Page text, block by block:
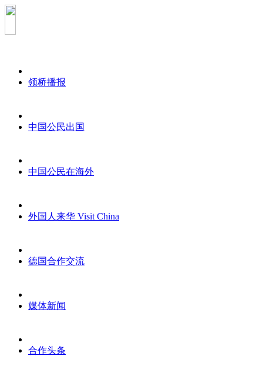
领桥播报
中国公民出国
中国公民在海外
外国人来华 Visit China
德国合作交流
媒体新闻
合作头条